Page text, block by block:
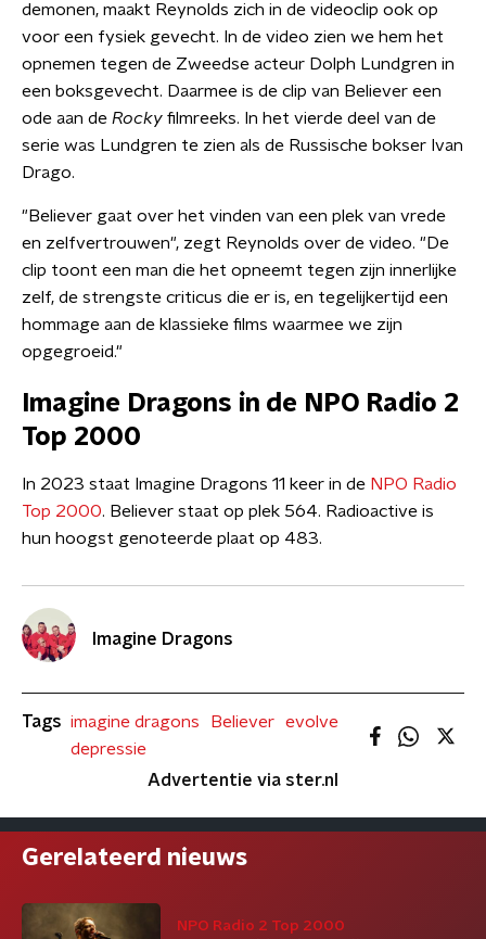
demonen, maakt Reynolds zich in de videoclip ook op
voor een fysiek gevecht. In de video zien we hem het
opnemen tegen de Zweedse acteur Dolph Lundgren in
een boksgevecht. Daarmee is de clip van Believer een
ode aan de Rocky filmreeks. In het vierde deel van de
serie was Lundgren te zien als de Russische bokser Ivan
Drago.
"Believer gaat over het vinden van een plek van vrede
en zelfvertrouwen", zegt Reynolds over de video. "De
clip toont een man die het opneemt tegen zijn innerlijke
zelf, de strengste criticus die er is, en tegelijkertijd een
hommage aan de klassieke films waarmee we zijn
opgegroeid."
Imagine Dragons in de NPO Radio 2
Top 2000
In 2023 staat Imagine Dragons 11 keer in de NPO Radio
Top 2000. Believer staat op plek 564. Radioactive is
hun hoogst genoteerde plaat op 483.
Imagine Dragons
Tags imagine dragons Believer
evolve
depressie
Advertentie via ster.nl
Gerelateerd nieuws
NPO Radio 2 Top 2000